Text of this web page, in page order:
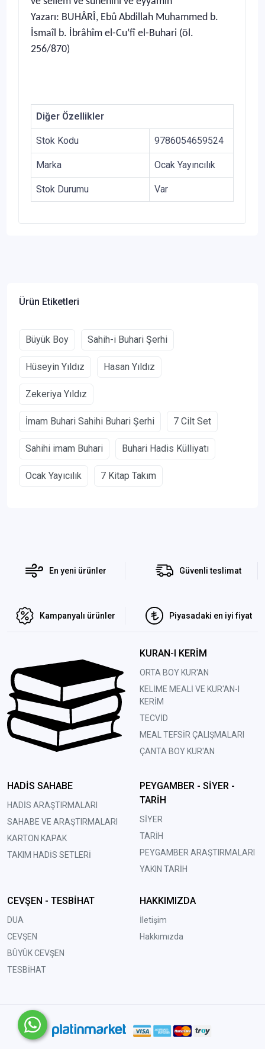
Yazarı: BUHÂRÎ, Ebû Abdillah Muhammed b.
İsmaîl b. İbrâhîm el-Cu’fî el-Buhari (öl.
256/870)
Diğer Özellikler
Stok Kodu 9786054659524
Marka Ocak Yayıncılık
Stok Durumu Var
Ürün Etiketleri
Büyük Boy Sahih-i Buhari Şerhi
Hüseyin Yıldız Hasan Yıldız
Zekeriya Yıldız
İmam Buhari Sahihi Buhari Şerhi 7 Cilt Set
Sahihi imam Buhari Buhari Hadis Külliyatı
Ocak Yayıcılık 7 Kitap Takım
En yeni ürünler Güvenli teslimat
Kampanyalı ürünler Piyasadaki en iyi fiyat
KURAN-I KERİM
ORTA BOY KUR'AN
KELİME MEALİ VE KUR'AN-I
KERİM
TECVİD
MEAL TEFSİR ÇALIŞMALARI
ÇANTA BOY KUR'AN
HADİS SAHABE
HADİS ARAŞTIRMALARI
SAHABE VE ARAŞTIRMALARI
KARTON KAPAK
TAKIM HADİS SETLERİ
PEYGAMBER - SİYER -
TARİH
SİYER
TARİH
PEYGAMBER ARAŞTIRMALARI
YAKIN TARİH
CEVŞEN - TESBİHAT
DUA
CEVŞEN
BÜYÜK CEVŞEN
TESBİHAT
HAKKIMIZDA
İletişim
Hakkımızda